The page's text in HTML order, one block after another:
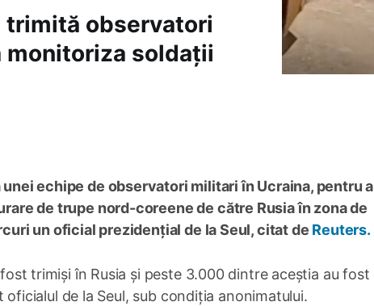
trimită observatori
monitoriza soldații
echipe de observatori militari în Ucraina, pentru a
de trupe nord-coreene de către Rusia în zona de
un oficial prezidențial de la Seul, citat de Reuters.
trimiși în Rusia și peste 3.000 dintre aceștia au fost
de la Seul, sub condiția anonimatului.